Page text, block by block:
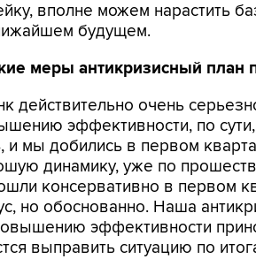
вполне можем нарастить
будущем.
меры антикризисный план
действительно очень
эффективности, по
и мы добились в первом
динамику, уже по
консервативно в первом
но обоснованно. Наша
эффективности
выправить ситуацию по